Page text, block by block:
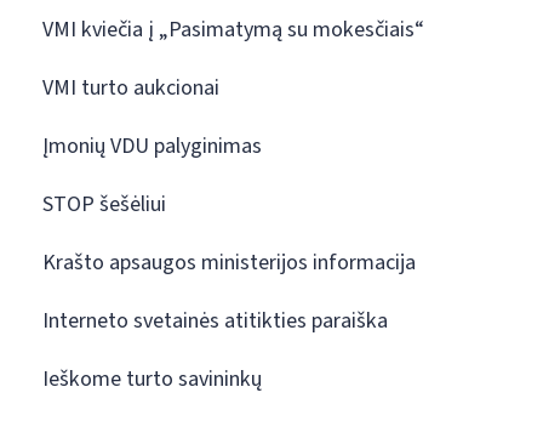
VMI kviečia į „Pasimatymą su mokesčiais“
VMI turto aukcionai
Įmonių VDU palyginimas
STOP šešėliui
Krašto apsaugos ministerijos informacija
Interneto svetainės atitikties paraiška
Ieškome turto savininkų